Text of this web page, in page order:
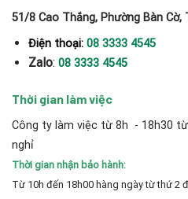
51/8 Cao Thắng, Phường Bàn Cờ,
Điện thoại: 08 3333 4545
Zalo: 08 3333 4545
Thời gian làm việc
Công ty làm việc từ 8h - 18h30
nghỉ
Thời gian nhận bảo hành:
Từ 10h đến 18h00 hàng ngày từ thứ 2